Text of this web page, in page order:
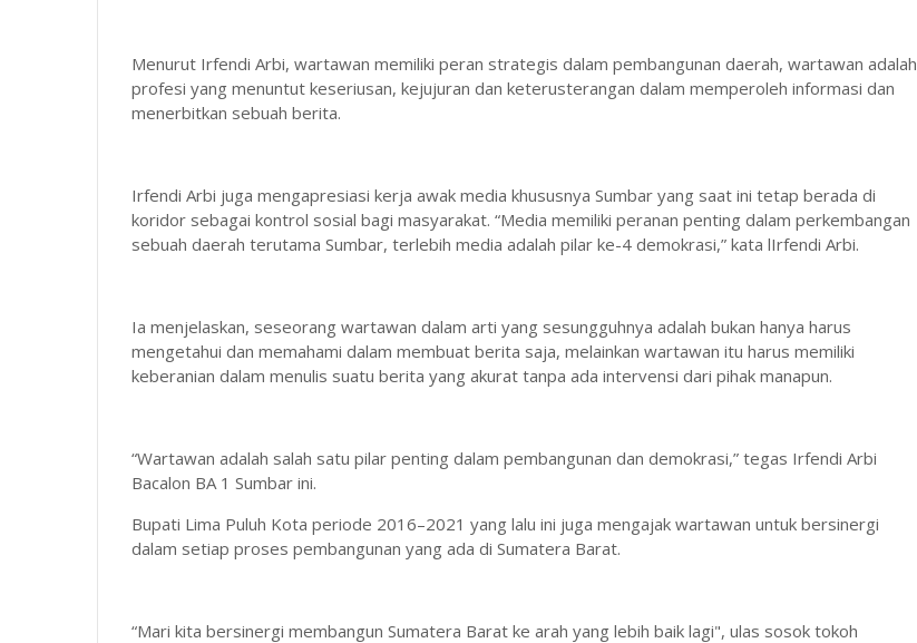
Menurut Irfendi Arbi, wartawan memiliki peran strategis dalam pembangunan daerah, wartawan adalah
profesi yang menuntut keseriusan, kejujuran dan keterusterangan dalam memperoleh informasi dan
menerbitkan sebuah berita.
Irfendi Arbi juga mengapresiasi kerja awak media khususnya Sumbar yang saat ini tetap berada di
koridor sebagai kontrol sosial bagi masyarakat. “Media memiliki peranan penting dalam perkembangan
sebuah daerah terutama Sumbar, terlebih media adalah pilar ke-4 demokrasi,” kata lIrfendi Arbi.
Ia menjelaskan, seseorang wartawan dalam arti yang sesungguhnya adalah bukan hanya harus
mengetahui dan memahami dalam membuat berita saja, melainkan wartawan itu harus memiliki
keberanian dalam menulis suatu berita yang akurat tanpa ada intervensi dari pihak manapun.
“Wartawan adalah salah satu pilar penting dalam pembangunan dan demokrasi,” tegas Irfendi Arbi
Bacalon BA 1 Sumbar ini.
Bupati Lima Puluh Kota periode 2016–2021 yang lalu ini juga mengajak wartawan untuk bersinergi
dalam setiap proses pembangunan yang ada di Sumatera Barat.
“Mari kita bersinergi membangun Sumatera Barat ke arah yang lebih baik lagi", ulas sosok tokoh